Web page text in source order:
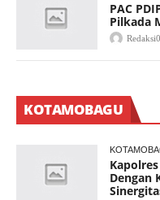
PAC
Pilkada
KOTAMOBAGU
Dengan